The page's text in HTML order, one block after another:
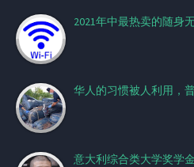
2021年中最热卖的随身
华人的习惯被人利用，
意大利综合类大学奖学